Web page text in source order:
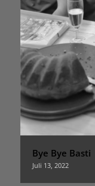
Bye Bye Basti
Juli 13, 2022